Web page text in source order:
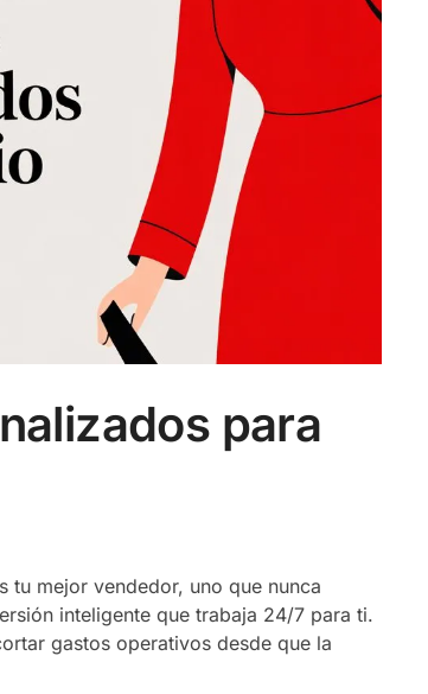
para
tu mejor vendedor, uno que nunca
inteligente que trabaja 24/7 para ti.
gastos operativos desde que la